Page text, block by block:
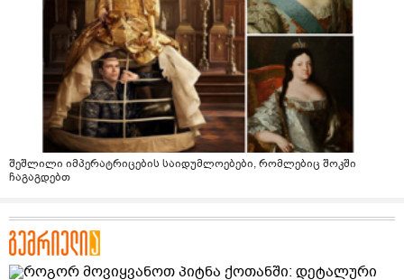
შეშლილი იმპერატრიცების საიდუმლოებები, რომლებიც შოკში
ჩაგაგდებთ